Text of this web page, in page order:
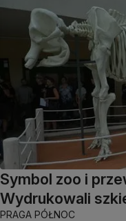
Symbol zoo i
Wydrukowali
PRAGA PÓŁNOC